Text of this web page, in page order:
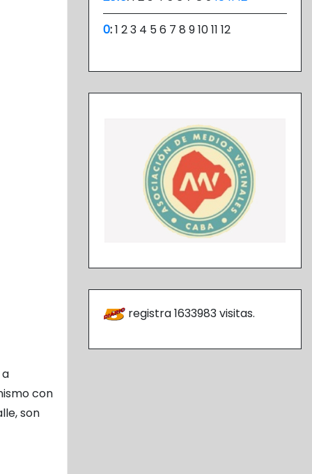
con
son
0:1 23 4 56 7 8 91011 12
registra1633983visitas.